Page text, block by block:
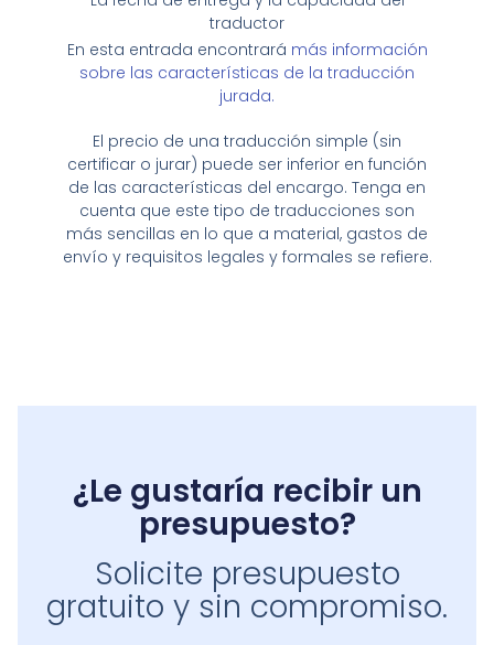
traductor
En esta entrada encontrará más información
sobre las características de la traducción
jurada.
El precio de una traducción simple (sin
certificar o jurar) puede ser inferior en función
de las características del encargo. Tenga en
cuenta que este tipo de traducciones son
más sencillas en lo que a material, gastos de
envío y requisitos legales y formales se refiere.
¿Le gustaría recibir un
presupuesto?
Solicite presupuesto
gratuito y sin compromiso.